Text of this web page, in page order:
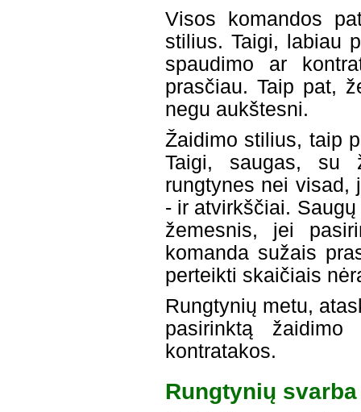
Visos komandos
stilius. Taigi, labiau
spaudimo ar
prasčiau. Taip pat,
negu aukštesni.
Žaidimo stilius, taip
Taigi, saugas, su
rungtynes nei visad,
- ir atvirkščiai.
žemesnis, jei
komanda sužais
perteikti skaičiais
Rungtynių metu,
pasirinktą
kontratakos.
Rungtynių svarba